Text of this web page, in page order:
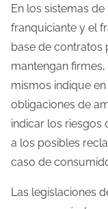
En los sistemas
franquiciante y el
base de contratos
mantengan
mismos indique
obligaciones de
indicar los riesgos
a los posibles
caso de
Las legislaciones